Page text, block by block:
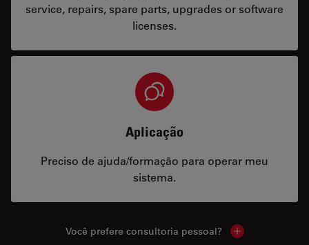
service, repairs, spare parts, upgrades or software
licenses.
Aplicação
Preciso de ajuda/formação para operar meu
sistema.
Você prefere consultoria pessoal? Show local